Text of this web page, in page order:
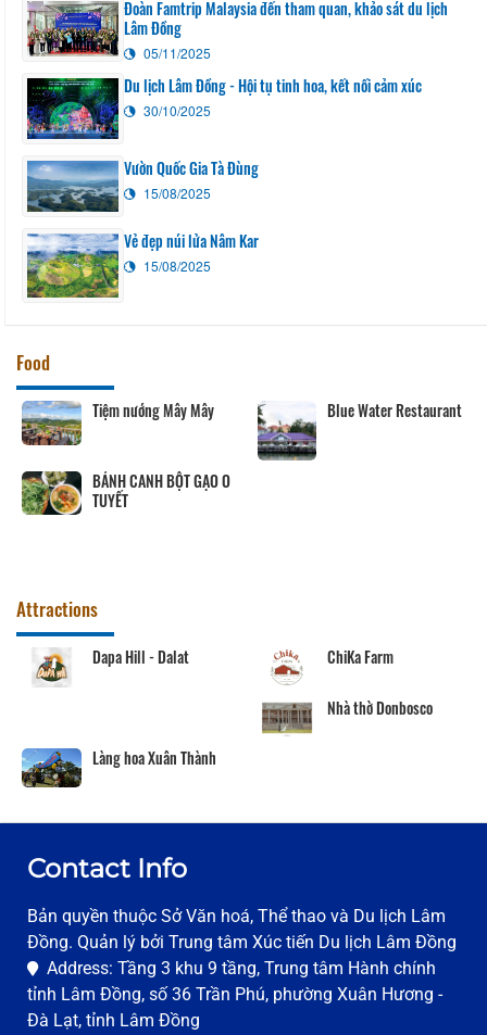
Đoàn Famtrip Malaysia đến tham quan, khảo sát du lịch
Lâm Đồng
05/11/2025
Du lịch Lâm Đồng - Hội tụ tinh hoa, kết nối cảm xúc
30/10/2025
Vườn Quốc Gia Tà Đùng
15/08/2025
Vẻ đẹp núi lửa Nâm Kar
15/08/2025
Food
Tiệm nướng Mây Mây Blue Water Restaurant
BÁNH CANH BỘT GẠO O
TUYẾT
Attractions
Dapa Hill - Dalat ChiKa Farm
Nhà thờ Donbosco
Làng hoa Xuân Thành
Contact Info
Bản quyền thuộc Sở Văn hoá, Thể thao và Du lịch Lâm
Đồng. Quản lý bởi Trung tâm Xúc tiến Du lịch Lâm Đồng
Address: Tầng 3 khu 9 tầng, Trung tâm Hành chính
tỉnh Lâm Đồng, số 36 Trần Phú, phường Xuân Hương -
Đà Lạt, tỉnh Lâm Đồng